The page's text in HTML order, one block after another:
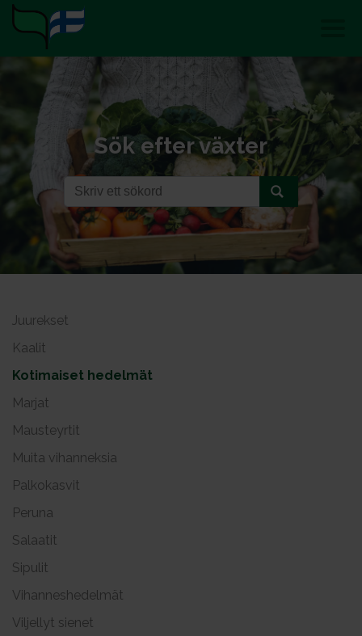
Sök efter växter
Juurekset
Kaalit
Kotimaiset hedelmät
Marjat
Mausteyrtit
Muita vihanneksia
Palkokasvit
Peruna
Salaatit
Sipulit
Vihanneshedelmät
Viljellyt sienet